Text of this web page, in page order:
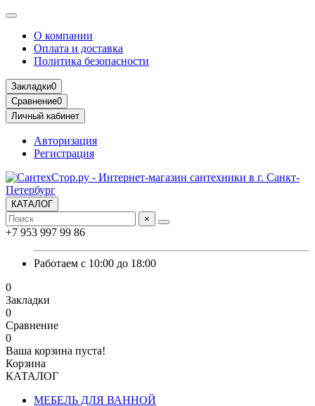
О компании
Оплата и доставка
Политика безопасности
Закладки0
Сравнение0
Личный кабинет
Авторизация
Регистрация
КАТАЛОГ
×
+7 953 997 99 86
Работаем с 10:00 до 18:00
0
Закладки
0
Сравнение
0
Ваша корзина пуста!
Корзина
КАТАЛОГ
МЕБЕЛЬ ДЛЯ ВАННОЙ